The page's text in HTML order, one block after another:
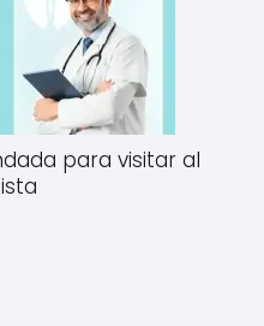
para visitar al